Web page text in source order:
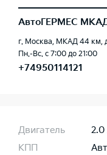
АвтоГЕРМЕС
г. Москва, МКАД 44 км,
Пн.-Вс. с 7:00 до 21:00
+74950114121
Двигатель
2.0
КПП